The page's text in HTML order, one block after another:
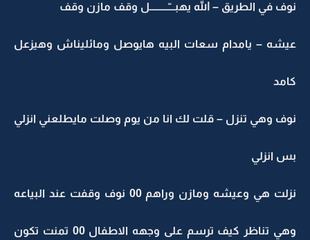
نوف في الطريق – الله يهبـــّـــــــــل وقف مازن وقف
عيشه – يامدام سعات البيه هايوصل ومائليناش وهيزعل
كامد
نوف وهي تنزل – قلت لك انا من يوم وصلت مايطلعني انزلي
بس انزلي
نزلت هي وعيشه ومازن وراهم 00 نوف وقفت عند البياعه
وهي تناظر كيف ترسم على وجهه الاطفال 00 تمنت تكون